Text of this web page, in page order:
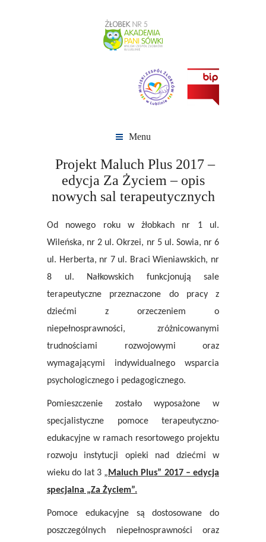
Menu
Projekt Maluch Plus 2017 –
edycja Za Życiem – opis
nowych sal terapeutycznych
Od nowego roku w żłobkach nr 1 ul.
Wileńska, nr 2 ul. Okrzei, nr 5 ul. Sowia, nr 6
ul. Herberta, nr 7 ul. Braci Wieniawskich, nr
8 ul. Nałkowskich funkcjonują sale
terapeutyczne przeznaczone do pracy z
dziećmi z orzeczeniem o
niepełnosprawności, zróżnicowanymi
trudnościami rozwojowymi oraz
wymagającymi indywidualnego wsparcia
psychologicznego i pedagogicznego.
Pomieszczenie zostało wyposażone w
specjalistyczne pomoce terapeutyczno-
edukacyjne w ramach resortowego projektu
rozwoju instytucji opieki nad dziećmi w
wieku do lat 3 „Maluch Plus” 2017 – edycja
specjalna „Za Życiem”.
Pomoce edukacyjne są dostosowane do
poszczególnych niepełnosprawności oraz